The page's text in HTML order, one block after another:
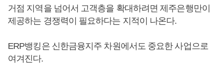
거점 지역을 넘어서 고객층을 확대하려면 제주은행만이
제공하는 경쟁력이 필요하다는 지적이 나온다.
ERP뱅킹은 신한금융지주 차원에서도 중요한 사업으로
여겨진다.